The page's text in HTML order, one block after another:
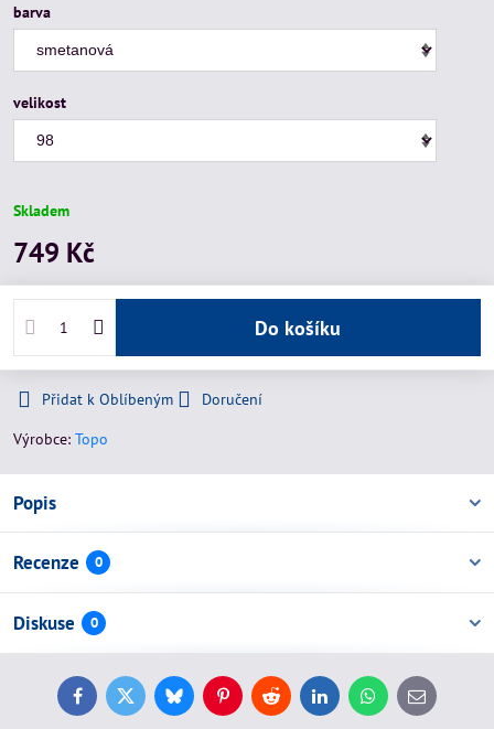
barva
velikost
Skladem
749 Kč
Do košíku
Přidat k Oblíbeným
Doručení
Výrobce: Topo
Popis
Recenze 0
Diskuse 0
FacebookTwitterBlueskyPinterestReddit LinkedInWhatsApp
E-
mail